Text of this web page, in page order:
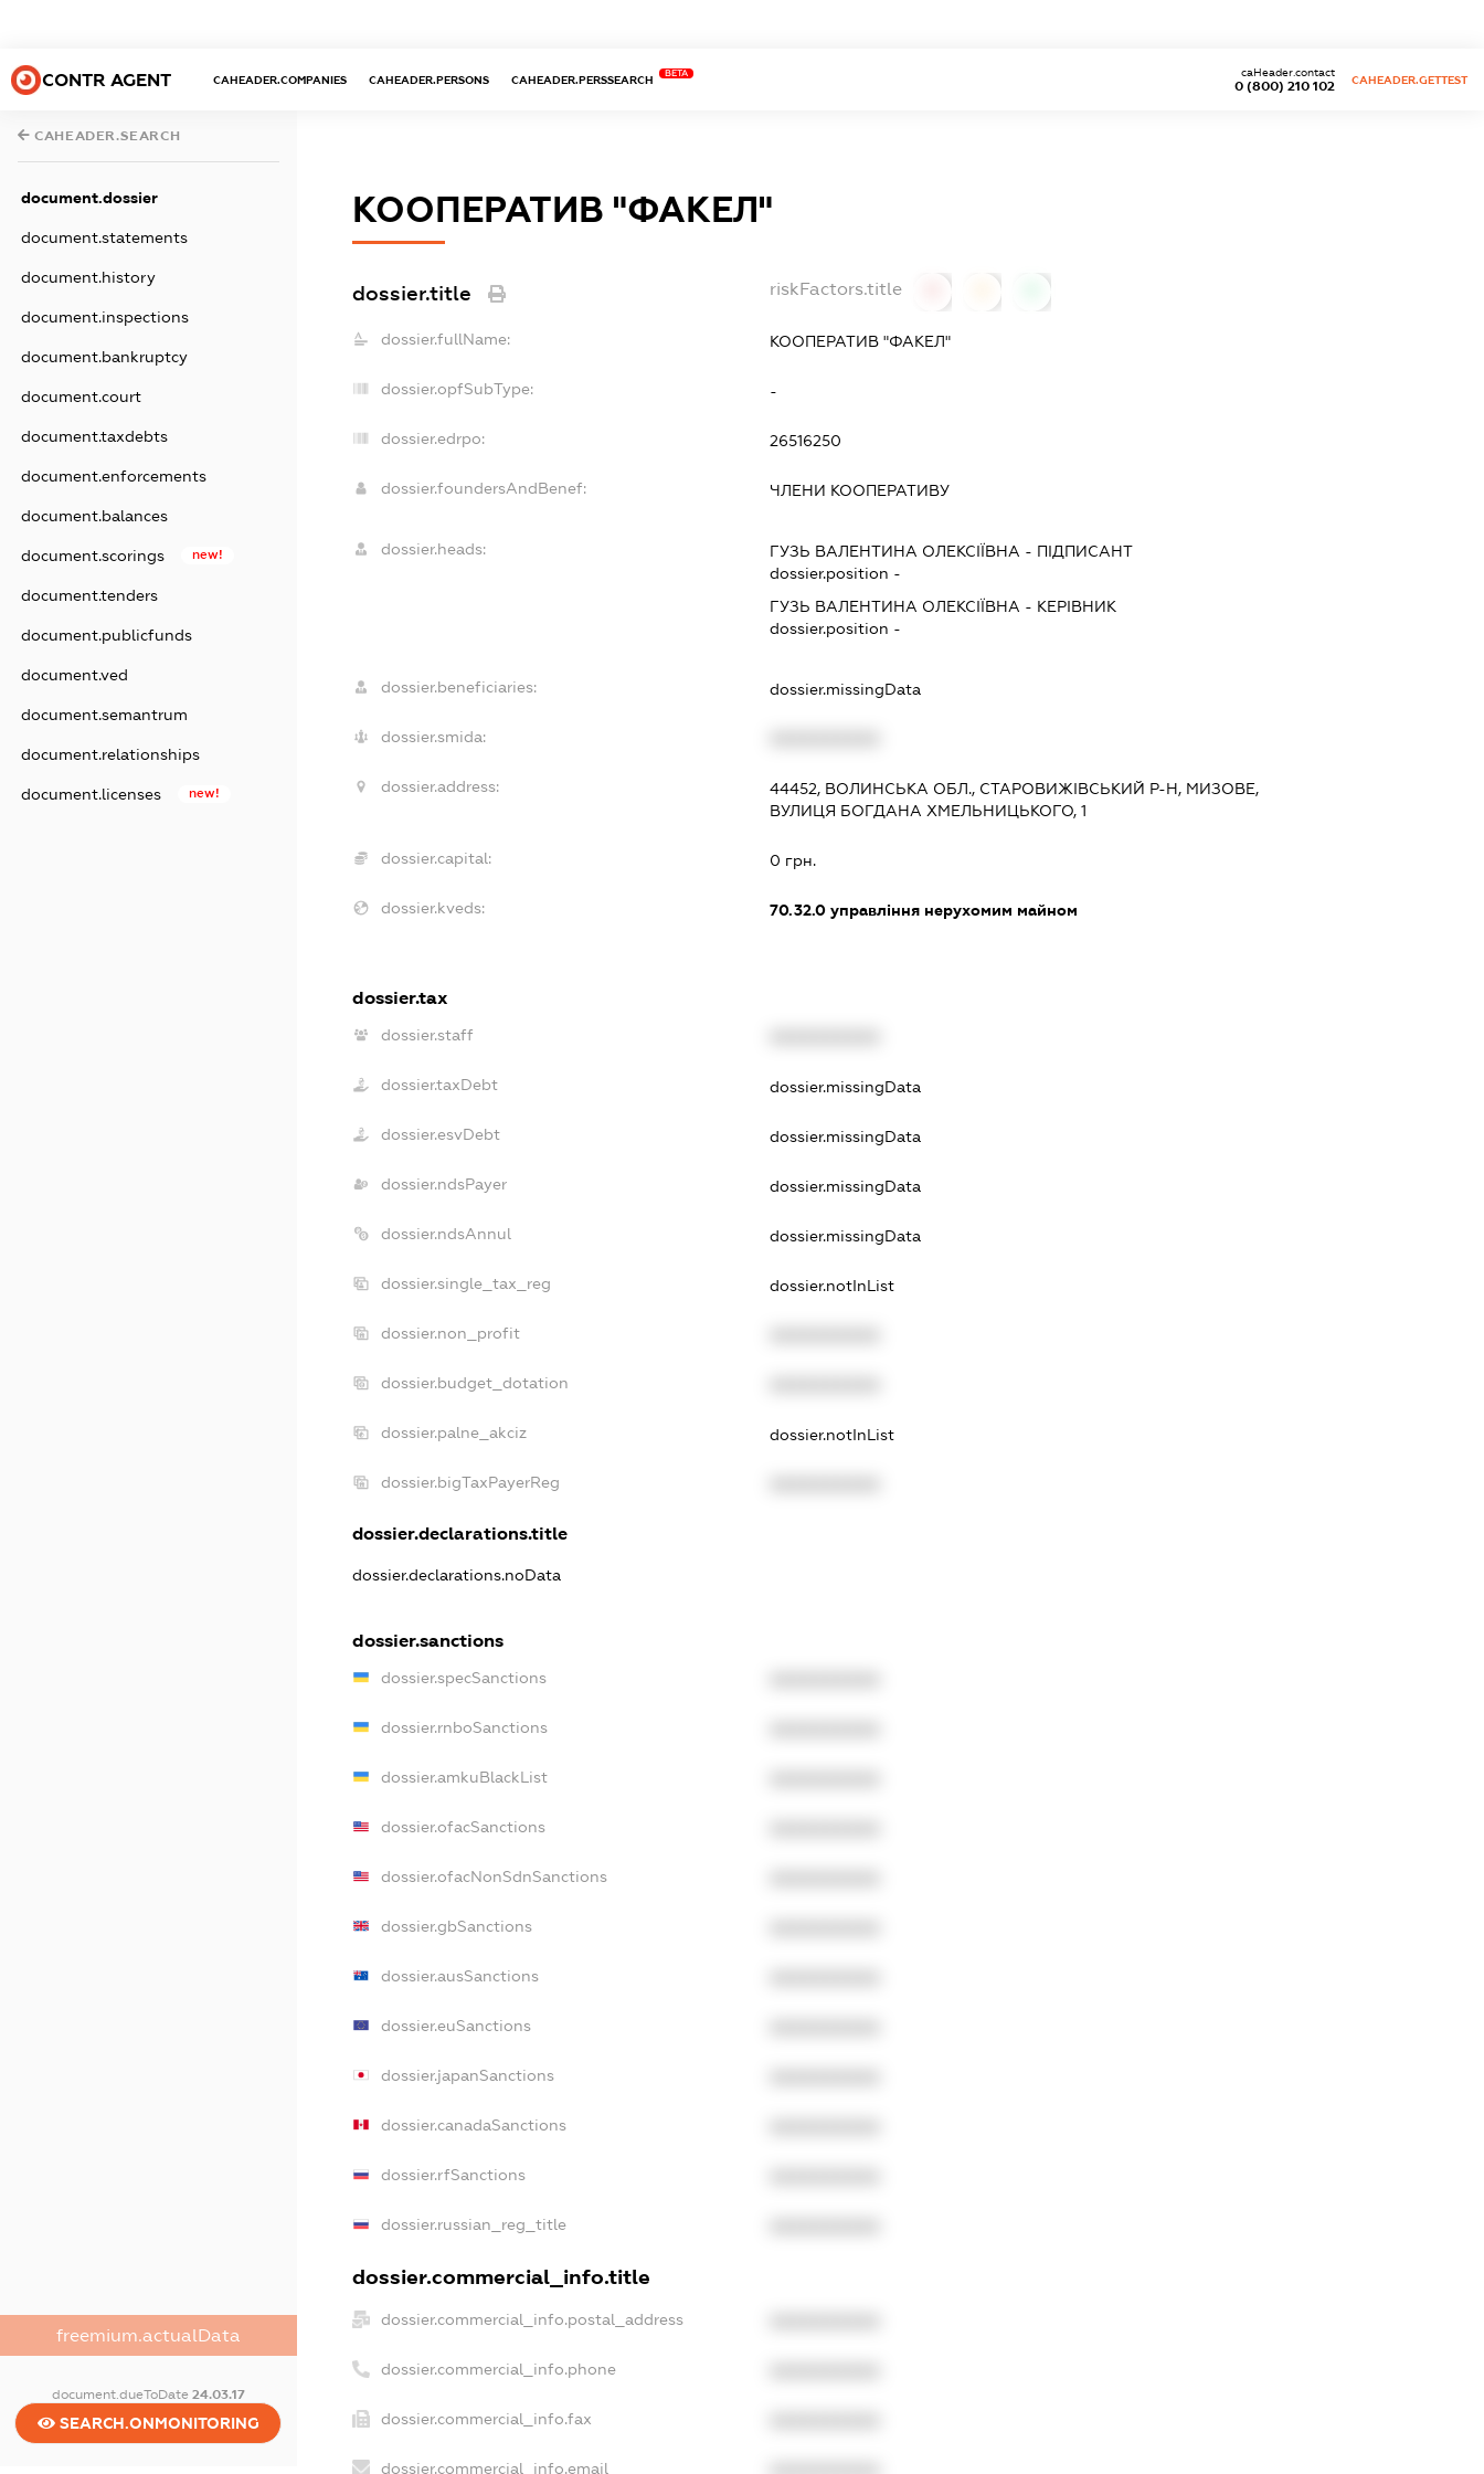
CONTR AGENT CAHEADER.COMPANIES CAHEADER.PERSONS CAHEADER.PERSSEARCH
BETA
0 (800) 210 102
caHeader.contact
CAHEADER.GETTEST
CAHEADER.SEARCH
document.dossier
document.statements
document.history
document.inspections
document.bankruptcy
document.court
document.taxdebts
document.enforcements
document.balances
document.scorings new!
document.tenders
document.publicfunds
document.ved
document.semantrum
document.relationships
document.licenses new!
freemium.actualData
document.dueToDate 24.03.17
SEARCH.ONMONITORING
КООПЕРАТИВ "ФАКЕЛ"
dossier.title riskFactors.title
dossier.fullName: КООПЕРАТИВ "ФАКЕЛ"
dossier.opfSubType: -
dossier.edrpo: 26516250
dossier.foundersAndBenef: ЧЛЕНИ КООПЕРАТИВУ
dossier.heads: ГУЗЬ ВАЛЕНТИНА ОЛЕКСІЇВНА - ПІДПИСАНТ
dossier.position -
ГУЗЬ ВАЛЕНТИНА ОЛЕКСІЇВНА - КЕРІВНИК
dossier.position -
dossier.beneficiaries: dossier.missingData
dossier.smida:
dossier.address:
44452, ВОЛИНСЬКА ОБЛ., СТАРОВИЖІВСЬКИЙ Р-Н, МИЗОВЕ,
ВУЛИЦЯ БОГДАНА ХМЕЛЬНИЦЬКОГО, 1
dossier.capital: 0 грн.
dossier.kveds: 70.32.0 управління нерухомим майном
dossier.tax
dossier.staff
dossier.taxDebt dossier.missingData
dossier.esvDebt dossier.missingData
dossier.ndsPayer dossier.missingData
dossier.ndsAnnul dossier.missingData
dossier.single_tax_reg dossier.notInList
dossier.non_profit
dossier.budget_dotation
dossier.palne_akciz dossier.notInList
dossier.bigTaxPayerReg
dossier.declarations.title
dossier.declarations.noData
dossier.sanctions
dossier.specSanctions
dossier.rnboSanctions
dossier.amkuBlackList
dossier.ofacSanctions
dossier.ofacNonSdnSanctions
dossier.gbSanctions
dossier.ausSanctions
dossier.euSanctions
dossier.japanSanctions
dossier.canadaSanctions
dossier.rfSanctions
dossier.russian_reg_title
dossier.commercial_info.title
dossier.commercial_info.postal_address
dossier.commercial_info.phone
dossier.commercial_info.fax
dossier.commercial_info.email